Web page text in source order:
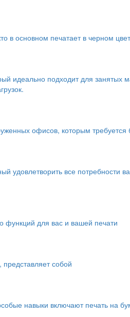
в основном печатает в черном
идеально подходит для занятых
офисов, которым требуется
все потребности
функций для вас и вашей печати
собой
навыки включают печать на